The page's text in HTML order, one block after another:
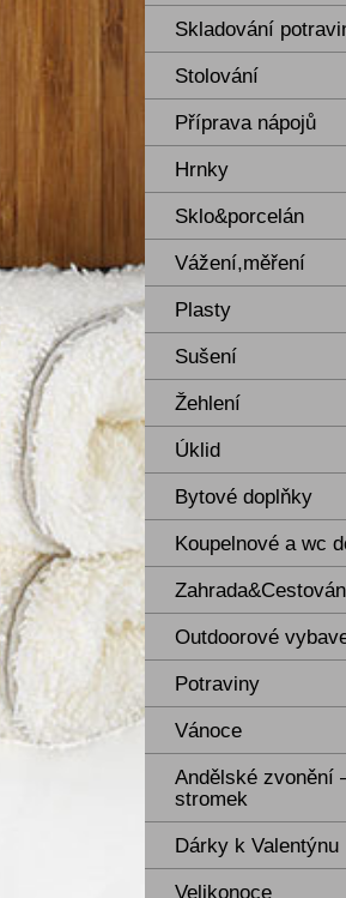
Skladování
Stolování
Příprava nápojů
Hrnky
Sklo&porcelán
Vážení,měření
Plasty
Sušení
Žehlení
Úklid
Bytové doplňky
Koupelnové a wc
Outdoorové
Potraviny
Vánoce
Andělské zvonění
stromek
Dárky k Valentýnu
Velikonoce